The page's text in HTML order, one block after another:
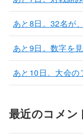
あと8日。32名が
あと9日。数字を
あと10日。大会の
最近のコメン